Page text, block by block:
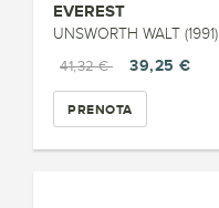
EVEREST
UNSWORTH WALT (1991)
41,32 €
39,25 €
PRENOTA